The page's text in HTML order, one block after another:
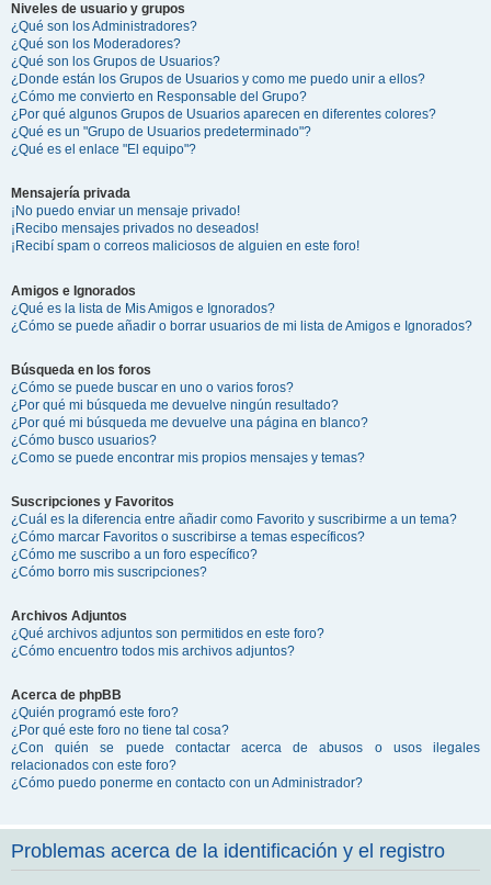
Niveles de usuario y grupos
¿Qué son los Administradores?
¿Qué son los Moderadores?
¿Qué son los Grupos de Usuarios?
¿Donde están los Grupos de Usuarios y como me puedo unir a ellos?
¿Cómo me convierto en Responsable del Grupo?
¿Por qué algunos Grupos de Usuarios aparecen en diferentes colores?
¿Qué es un "Grupo de Usuarios predeterminado"?
¿Qué es el enlace "El equipo"?
Mensajería privada
¡No puedo enviar un mensaje privado!
¡Recibo mensajes privados no deseados!
¡Recibí spam o correos maliciosos de alguien en este foro!
Amigos e Ignorados
¿Qué es la lista de Mis Amigos e Ignorados?
¿Cómo se puede añadir o borrar usuarios de mi lista de Amigos e Ignorados?
Búsqueda en los foros
¿Cómo se puede buscar en uno o varios foros?
¿Por qué mi búsqueda me devuelve ningún resultado?
¿Por qué mi búsqueda me devuelve una página en blanco?
¿Cómo busco usuarios?
¿Como se puede encontrar mis propios mensajes y temas?
Suscripciones y Favoritos
¿Cuál es la diferencia entre añadir como Favorito y suscribirme a un tema?
¿Cómo marcar Favoritos o suscribirse a temas específicos?
¿Cómo me suscribo a un foro específico?
¿Cómo borro mis suscripciones?
Archivos Adjuntos
¿Qué archivos adjuntos son permitidos en este foro?
¿Cómo encuentro todos mis archivos adjuntos?
Acerca de phpBB
¿Quién programó este foro?
¿Por qué este foro no tiene tal cosa?
¿Con quién se puede contactar acerca de abusos o usos ilegales
relacionados con este foro?
¿Cómo puedo ponerme en contacto con un Administrador?
Problemas acerca de la identificación y el registro